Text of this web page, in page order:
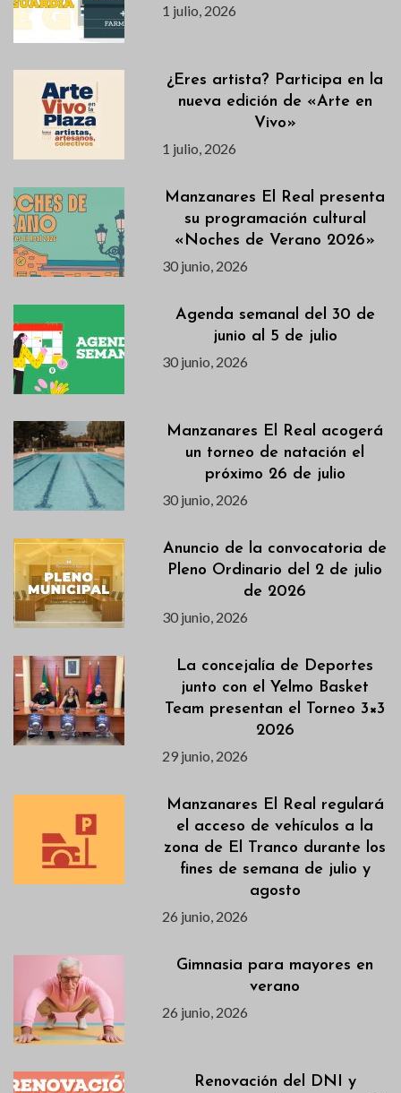
1 julio, 2026
¿Eres artista? Participa en la
nueva edición de «Arte en
Vivo»
1 julio, 2026
Manzanares El Real presenta
su programación cultural
«Noches de Verano 2026»
30 junio, 2026
Agenda semanal del 30 de
junio al 5 de julio
30 junio, 2026
Manzanares El Real acogerá
un torneo de natación el
próximo 26 de julio
30 junio, 2026
Anuncio de la convocatoria de
Pleno Ordinario del 2 de julio
de 2026
30 junio, 2026
La concejalía de Deportes
junto con el Yelmo Basket
Team presentan el Torneo 3×3
2026
29 junio, 2026
Manzanares El Real regulará
el acceso de vehículos a la
zona de El Tranco durante los
fines de semana de julio y
agosto
26 junio, 2026
Gimnasia para mayores en
verano
26 junio, 2026
Renovación del DNI y